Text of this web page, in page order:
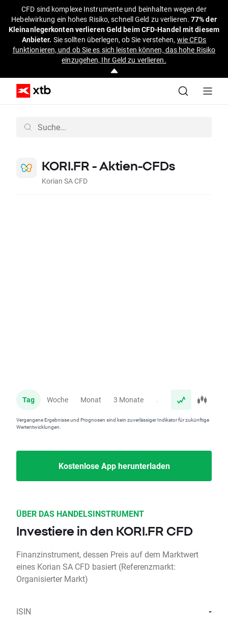
CFD sind komplexe Instrumente und beinhalten wegen der
Hebelwirkung ein hohes Risiko, schnell Geld zu verlieren.77% der
Kleinanlegerkonten verlieren Geld beim CFD-Handel mit diesem
Anbieter. Sie sollten überlegen, ob Sie verstehen, wie CFDs
funktionieren, und ob Sie es sich leisten können, das hohe Risiko
einzugehen, Ihr Geld zu verlieren.
KORI.FR - Aktien-CFDs
Korian SA CFD
Tag Woche Monat 3 Monate Jahr
Vergangene Ergebnisse und Prognosen sind kein zuverlässiger Indikator für zukünftige
Wertentwicklungen.
Kostenlose App herunterladen
ÜBER DAS HANDELSINSTRUMENT
Investiere in den KORI.FR CFD
Finanzinstrument, dessen Preis auf dem Marktwert
eines Korian SA CFD basiert (Referenzmarkt:
Organisierter Markt)
ISIN -